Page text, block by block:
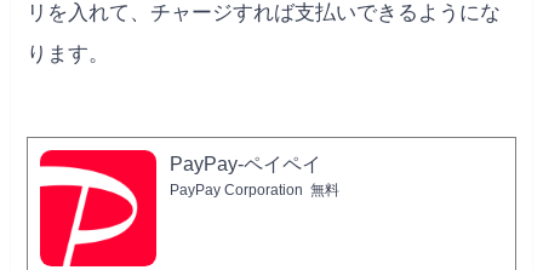
リを入れて、チャージすれば支払いできるようにな
ります。
PayPay-ペイペイ
PayPay Corporation 無料